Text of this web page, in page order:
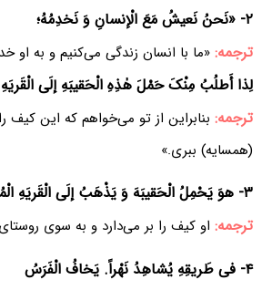
۲- «نَحنُ نَعیشُ مَعَ الْإنسانِ وَ نَخدِمُهُ؛
ترجمه: «ما با انسان زندگی می‌کنیم و به او
لِذا أَطلُبُ مِنْکَ حَمْلَ هٰذِهِ الْحَقیبَهِ إلَی الْقَریَهِ
ترجمه: بنابراین از تو می‌خواهم که این کیف
(همسایه) ببری.»
۳- هوَ یَحْمِلُ الْحَقیبَهَ وَ یَذْهَبُ إلَی الْقَریَهِ الْمُجاوِرَهِ.
ترجمه: او کیف را بر می‌دارد و به سوی
۴- فی طَریقِهِ یُشاهِدُ نَهْراً. یَخافُ الْفَرَسُ